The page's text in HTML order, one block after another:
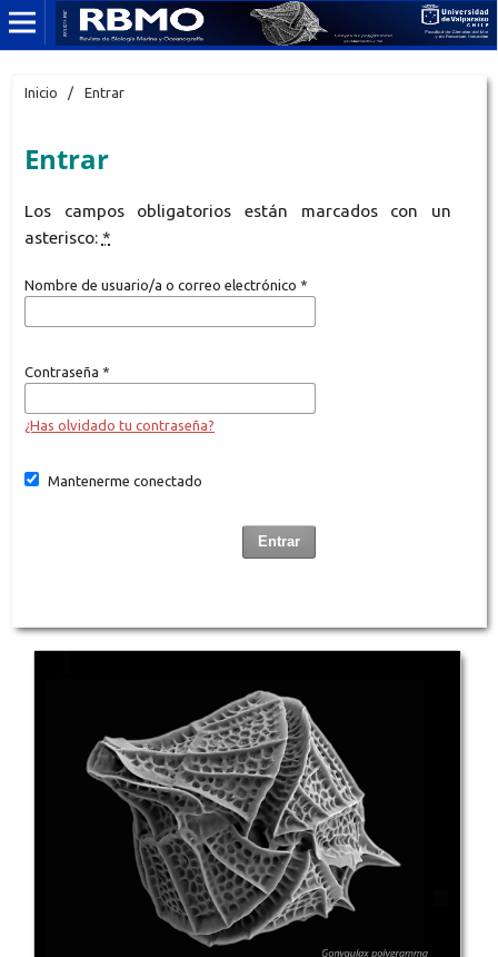
Inicio / Entrar
Entrar
Los campos obligatorios están marcados con un
asterisco: *
Nombre de usuario/a o correo electrónico *
Contraseña *
¿Has olvidado tu contraseña?
Mantenerme conectado
Entrar